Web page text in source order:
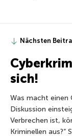
Nächsten
sich!
Was macht einen
Diskussion
Verbrechen ist,
Kriminellen aus?“